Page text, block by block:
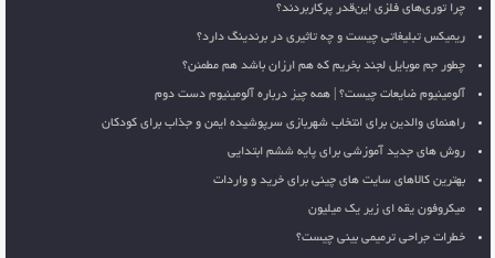
چرا توری‌های فلزی این‌قدر پرکاربردند؟
ریمیکس تبلیغاتی چیست و چه تاثیری در برندینگ دارد؟
چطور جم موبایل لجند بخریم که هم ارزان باشد هم مطمئن؟
آلومینیوم ضایعات چیست؟ | همه چیز درباره آلومینیوم دست دوم
راهنمای والدین برای انتخاب شهربازی سرپوشیده ایمن و جذاب برای کودکان
روش های جدید آموزشی برای پایه ششم ابتدایی
بهترین کالاهای سایت های چینی برای خرید و واردات
میکروفون یقه ای زیر یک میلیون
خطرات جراحی ترمیمی بینی چیست؟